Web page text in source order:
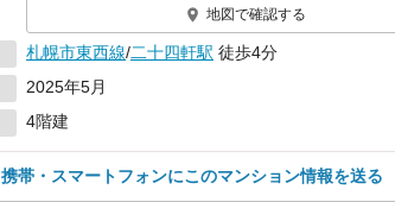
地図で確認する
札幌市東西線/二十四軒駅 徒歩4分
2025年5月
4階建
携帯・スマートフォンにこのマンション情報を送る